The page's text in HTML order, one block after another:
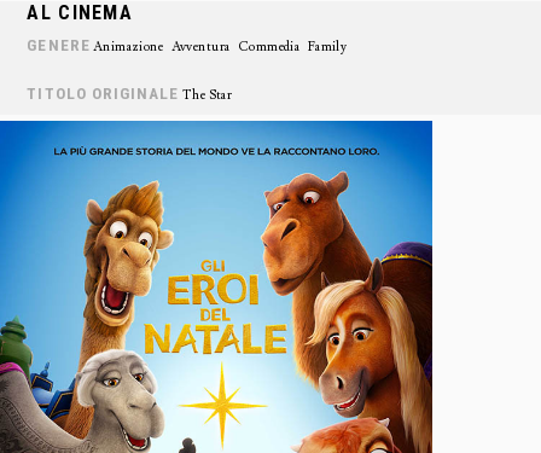
AL CINEMA
GENERE Animazione Avventura Commedia Family
TITOLO ORIGINALE The Star